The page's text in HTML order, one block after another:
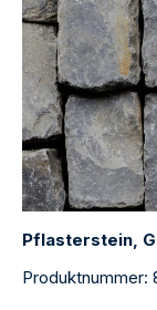
Pflasterstein,
Produktnummer: